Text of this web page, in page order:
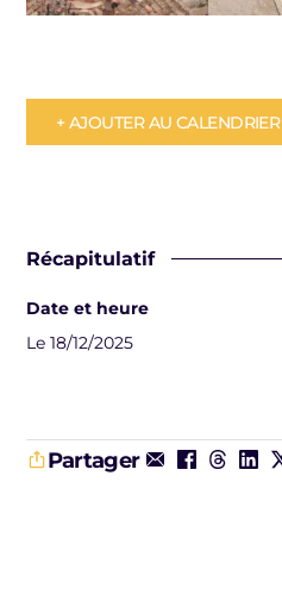
+ AJOUTER AU CALENDRIER
Récapitulatif
Date et heure
Le 18/12/2025
Partager